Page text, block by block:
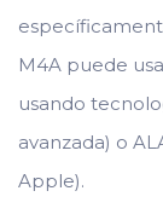
M4A puede
usando
avanzada) o
Apple).